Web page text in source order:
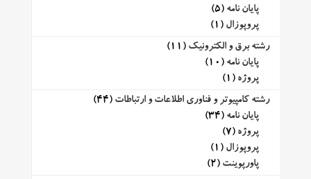
پایان نامه (5)
پروپوزال (1)
رشته برق و الکترونیک (11)
پایان نامه (10)
پروژه (1)
رشته کامپیوتر و فناوری اطلاعات و ارتباطات (44)
پایان نامه (34)
پروژه (7)
پروپوزال (1)
پاورپوینت (2)